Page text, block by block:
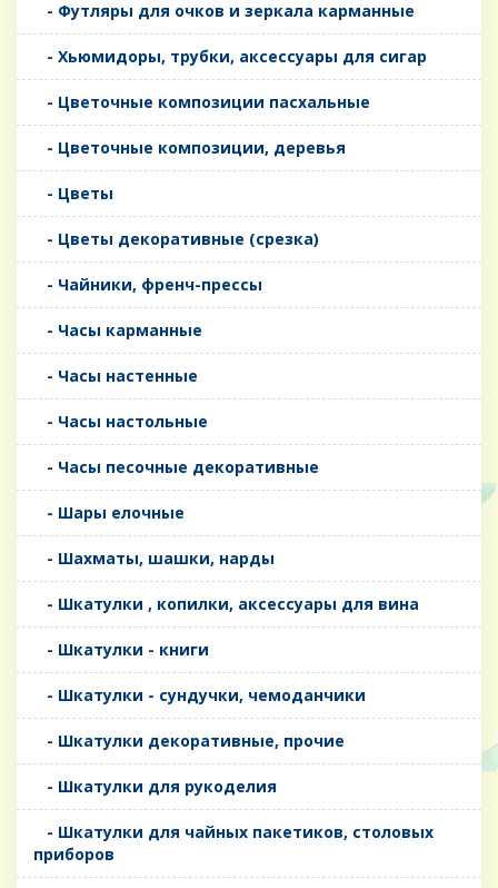
- Футляры для очков и зеркала карманные
- Хьюмидоры, трубки, аксессуары для сигар
- Цветочные композиции пасхальные
- Цветочные композиции, деревья
- Цветы
- Цветы декоративные (срезка)
- Чайники, френч-прессы
- Часы карманные
- Часы настенные
- Часы настольные
- Часы песочные декоративные
- Шары елочные
- Шахматы, шашки, нарды
- Шкатулки , копилки, аксессуары для вина
- Шкатулки - книги
- Шкатулки - сундучки, чемоданчики
- Шкатулки декоративные, прочие
- Шкатулки для рукоделия
- Шкатулки для чайных пакетиков, столовых
приборов